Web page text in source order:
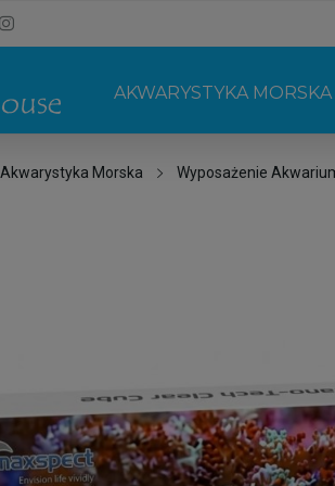
AKWARYSTYKA MORSKA
Akwarystyka Morska Wyposażenie